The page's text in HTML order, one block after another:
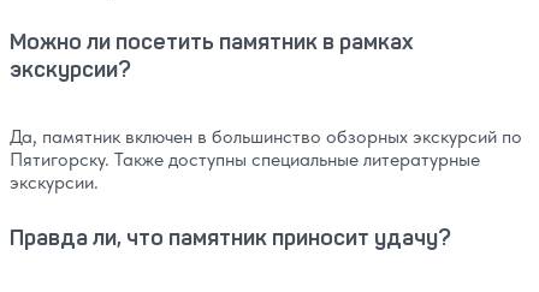
Можно ли посетить памятник в рамках
экскурсии?
Да, памятник включен в большинство обзорных экскурсий по
Пятигорску. Также доступны специальные литературные
экскурсии.
Правда ли, что памятник приносит удачу?